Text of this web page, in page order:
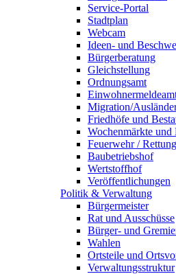
Service-Portal
Stadtplan
Webcam
Ideen- und
Bürgerberatung
Gleichstellung
Ordnungsamt
Migration/
Friedhöfe und
Wochenmärkte und
Feuerwehr /
Baubetriebshof
Wertstoffhof
Veröffentlichungen
Politik & Verwaltung
Bürgermeister
Rat und Ausschüsse
Bürger- und
Wahlen
Ortsteile und
Verwaltungsstruktur